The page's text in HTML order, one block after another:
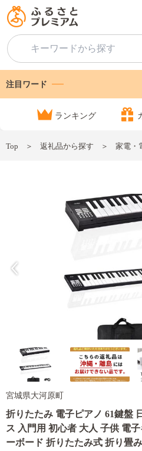
注目ワード
ランキング
Top 返礼品から探す 家電・
宮城県大河原町
折りたたみ 電子ピアノ 61鍵盤
ス 入門用 初心者 大人 子供 電
ーボード 折りたたみ式 折り畳